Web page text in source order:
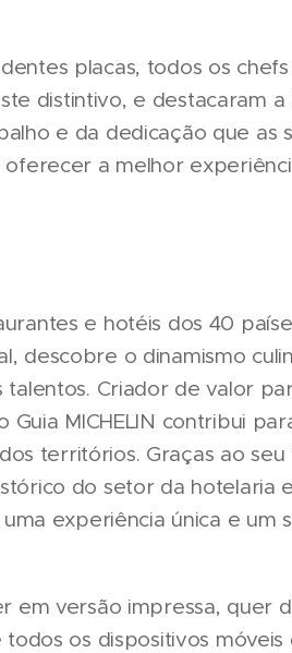
placas, todos os
distintivo, e destacaram a
e da dedicação que as
a melhor
e hotéis dos 40
descobre o dinamismo
Criador de valor
MICHELIN contribui
territórios. Graças ao
do setor da hotelaria
uma experiência única e um
em versão impressa, quer
os dispositivos